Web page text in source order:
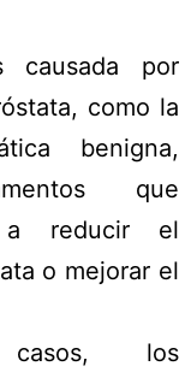
por
como la
benigna,
que
a reducir el
o mejorar el
los